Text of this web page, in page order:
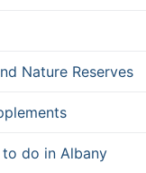
Nature Reserves
do in Albany